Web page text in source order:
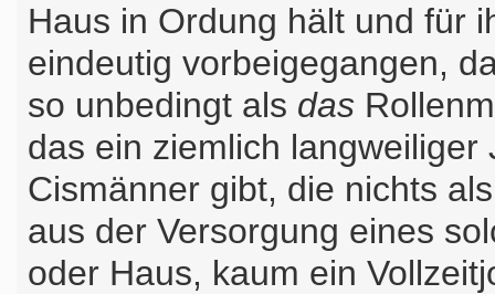
Haus in Ordung hält und für
eindeutig vorbeigegangen,
so unbedingt als das
das ein ziemlich
Cismänner gibt, die nichts
aus der Versorgung eines
oder Haus, kaum ein